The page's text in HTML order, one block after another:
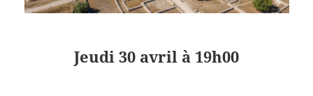
Jeudi 30 avril à 19h00